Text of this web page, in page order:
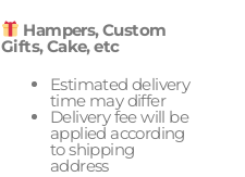
Hampers, Custom
Gifts, Cake, etc
Estimated delivery
time may differ
Delivery fee will be
applied according
to shipping
address